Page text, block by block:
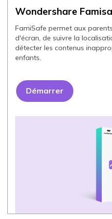
Wondershare
FamiSafe permet aux
d'écran, de suivre la
détecter les contenus
enfants.
Démarrer